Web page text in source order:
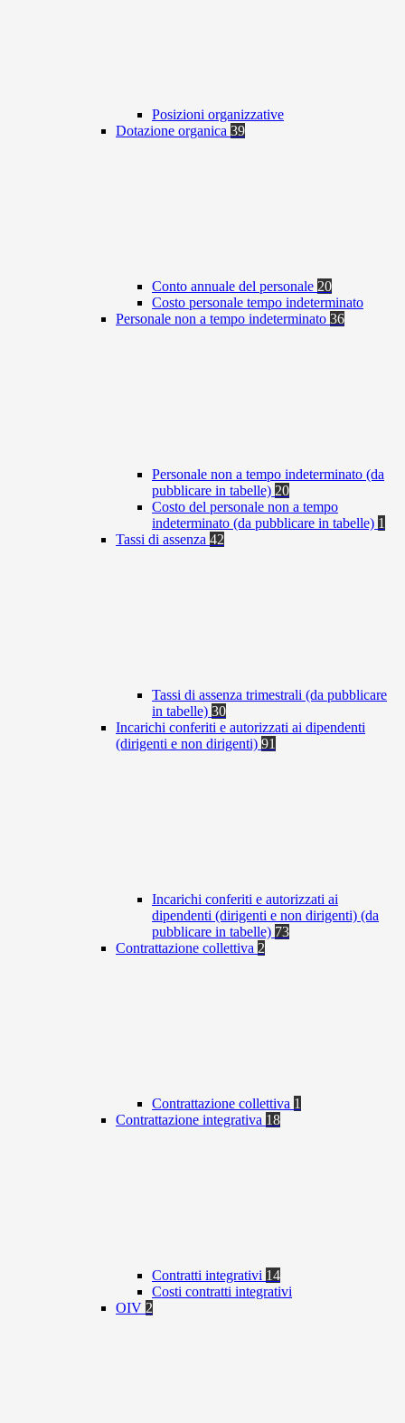
Posizioni organizzative
Dotazione organica 39
Conto annuale del personale 20
Costo personale tempo indeterminato
Personale non a tempo indeterminato 36
Personale non a tempo indeterminato (da
pubblicare in tabelle) 20
Costo del personale non a tempo
indeterminato (da pubblicare in tabelle) 1
Tassi di assenza 42
Tassi di assenza trimestrali (da pubblicare
in tabelle) 30
Incarichi conferiti e autorizzati ai dipendenti
(dirigenti e non dirigenti) 91
Incarichi conferiti e autorizzati ai
dipendenti (dirigenti e non dirigenti) (da
pubblicare in tabelle) 73
Contrattazione collettiva 2
Contrattazione collettiva 1
Contrattazione integrativa 18
Contratti integrativi 14
Costi contratti integrativi
OIV 2